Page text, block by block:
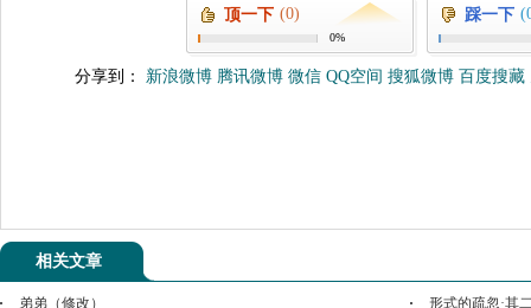
顶一下 (0)
0%
踩一下
分享到： 新浪微博 腾讯微博 微信 QQ空间 搜狐微博 百度搜藏
相关文章
弟弟（修改）
形式的疏忽·其